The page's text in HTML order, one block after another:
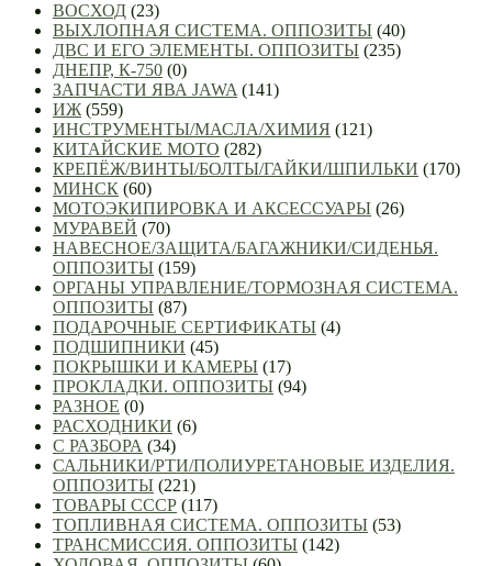
ВОСХОД (23)
ВЫХЛОПНАЯ СИСТЕМА. ОППОЗИТЫ (40)
ДВС И ЕГО ЭЛЕМЕНТЫ. ОППОЗИТЫ (235)
ДНЕПР, К-750 (0)
ЗАПЧАСТИ ЯВА JAWA (141)
ИЖ (559)
ИНСТРУМЕНТЫ/МАСЛА/ХИМИЯ (121)
КИТАЙСКИЕ МОТО (282)
КРЕПЁЖ/ВИНТЫ/БОЛТЫ/ГАЙКИ/ШПИЛЬКИ (170)
МИНСК (60)
МОТОЭКИПИРОВКА И АКСЕССУАРЫ (26)
МУРАВЕЙ (70)
НАВЕСНОЕ/ЗАЩИТА/БАГАЖНИКИ/СИДЕНЬЯ.
ОППОЗИТЫ (159)
ОРГАНЫ УПРАВЛЕНИЕ/ТОРМОЗНАЯ СИСТЕМА.
ОППОЗИТЫ (87)
ПОДАРОЧНЫЕ СЕРТИФИКАТЫ (4)
ПОДШИПНИКИ (45)
ПОКРЫШКИ И КАМЕРЫ (17)
ПРОКЛАДКИ. ОППОЗИТЫ (94)
РАЗНОЕ (0)
РАСХОДНИКИ (6)
С РАЗБОРА (34)
САЛЬНИКИ/РТИ/ПОЛИУРЕТАНОВЫЕ ИЗДЕЛИЯ.
ОППОЗИТЫ (221)
ТОВАРЫ СССР (117)
ТОПЛИВНАЯ СИСТЕМА. ОППОЗИТЫ (53)
ТРАНСМИССИЯ. ОППОЗИТЫ (142)